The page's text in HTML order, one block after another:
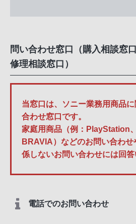
問い合わせ窓口（購入相談窓
修理相談窓口）
当窓口は、ソニー業務用商品
合わせ窓口です。
家庭用商品（例：PlayStation
BRAVIA）などのお問い合わせ
係しないお問い合わせには回答
電話でのお問い合わせ